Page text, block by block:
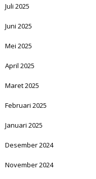
Juli 2025
Juni 2025
Mei 2025
April 2025
Maret 2025
Februari 2025
Januari 2025
Desember 2024
November 2024